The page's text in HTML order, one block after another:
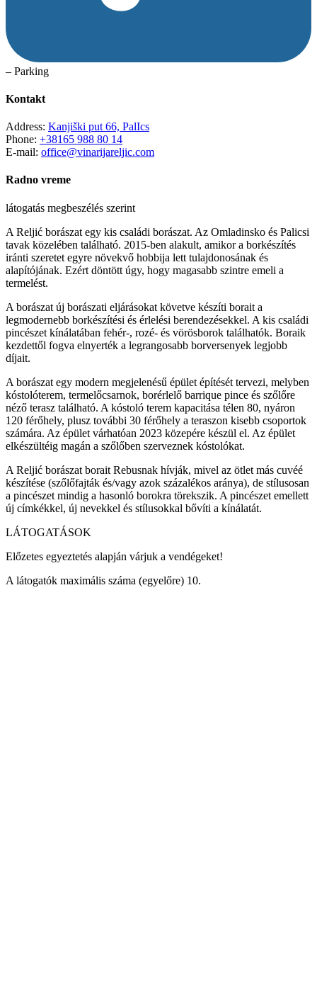
– Parking
Kontakt
Address: Kanjiški put 66, PalIcs
Phone: +38165 988 80 14
E-mail: office@vinarijareljic.com
Radno vreme
látogatás megbeszélés szerint
A Reljić borászat egy kis családi borászat. Az Omladinsko és Palicsi
tavak közelében található. 2015-ben alakult, amikor a borkészítés
iránti szeretet egyre növekvő hobbija lett tulajdonosának és
alapítójának. Ezért döntött úgy, hogy magasabb szintre emeli a
termelést.
A borászat új borászati eljárásokat követve készíti borait a
legmodernebb borkészítési és érlelési berendezésekkel. A kis családi
pincészet kínálatában fehér-, rozé- és vörösborok találhatók. Boraik
kezdettől fogva elnyerték a legrangosabb borversenyek legjobb
díjait.
A borászat egy modern megjelenésű épület építését tervezi, melyben
kóstolóterem, termelőcsarnok, borérlelő barrique pince és szőlőre
néző terasz található. A kóstoló terem kapacitása télen 80, nyáron
120 férőhely, plusz további 30 férőhely a teraszon kisebb csoportok
számára. Az épület várhatóan 2023 közepére készül el. Az épület
elkészültéig magán a szőlőben szerveznek kóstolókat.
A Reljić borászat borait Rebusnak hívják, mivel az ötlet más cuvéé
készítése (szőlőfajták és/vagy azok százalékos aránya), de stílusosan
a pincészet mindig a hasonló borokra törekszik. A pincészet emellett
új címkékkel, új nevekkel és stílusokkal bővíti a kínálatát.
LÁTOGATÁSOK
Előzetes egyeztetés alapján várjuk a vendégeket!
A látogatók maximális száma (egyelőre) 10.